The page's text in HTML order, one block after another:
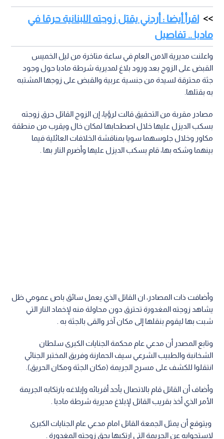
اقرأ أيضا : أردني يقتل زوجته اللبنانية حرقا في
مادبا .. تفاصيل
واعلنت مديرية الامن العام في ساعة متاخرة من ليل الخميس
القبض على الزوج بعد ورود بلاغ لمديرية شرطة مادبا حول وجود
جثة محترقة لسيدة من جنسية عربية والقبض على زوجها المشتبه
به بقتلها.
مصادر مقربة من التحقيق قالت لرؤيا، إن الزوج القاتل حرق زوجته
بسكب الديزل عليها خلال اصطحابها لمكان خال ويقرب من منطقة
مكاور وخلال جلوسهما سويا بمناقشة الخلافات العائلية فيما
بينهما وشكه بها، قام بسكب الديزل عليها وأضرم النار بها .
وأضافت ذات المصادر، ان القاتل الذي يعمل سائق باص عمومي ظل
يشاهد زوجته المغدورة تحترق دون محاولة منه لإخماد النار التي
شبت بها ليقوم بنقلها إلى مكان آخر والقى بالجثة به .
وتابع المصدر أن مدعي عام محكمة الجنايات الكبرى سلطان
الشخانبة والطبيب الشرعي سيف الحمارنة وفريق المختبر الجنائي
انتقلوا للكشف على مسرح الجريمة (مكان الجثة ومكان الحريق).
وأضاف أن القاتل قام بالاتصال بأحد أقربائه وإبلاغه بارتكابه الجريمة
الأمر الذي أخذ بقريب القاتل لإبلاغ مديرية شرطة مادبا .
ويتوقع أن يمثل الجمعة القاتل امام مدعي عام الجنايات الكبرى
لاستجوابه عن الجريمة التي ارتكبها بحق زوجته المغدورة .